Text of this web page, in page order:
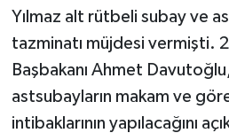
Yılmaz alt rütbeli subay ve
tazminatı müjdesi vermişti.
Başbakanı Ahmet
astsubayların makam ve
intibaklarının yapılacağını